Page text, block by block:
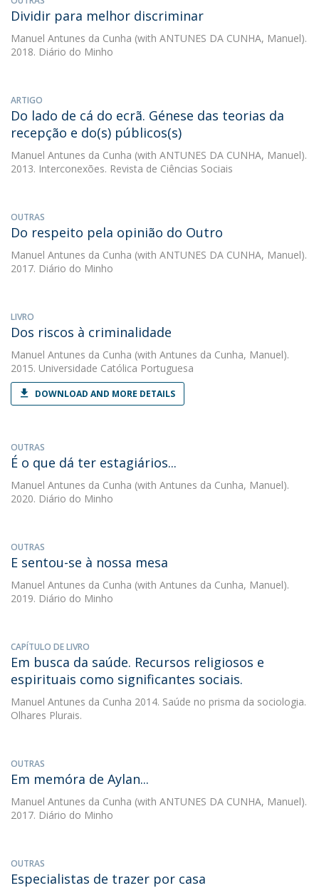
Dividir para melhor discriminar
Manuel Antunes da Cunha (with ANTUNES DA CUNHA, Manuel).
2018. Diário do Minho
ARTIGO
Do lado de cá do ecrã. Génese das teorias da
recepção e do(s) públicos(s)
Manuel Antunes da Cunha (with ANTUNES DA CUNHA, Manuel).
2013. Interconexões. Revista de Ciências Sociais
OUTRAS
Do respeito pela opinião do Outro
Manuel Antunes da Cunha (with ANTUNES DA CUNHA, Manuel).
2017. Diário do Minho
LIVRO
Dos riscos à criminalidade
Manuel Antunes da Cunha (with Antunes da Cunha, Manuel).
2015. Universidade Católica Portuguesa
DOWNLOAD AND MORE DETAILS
OUTRAS
É o que dá ter estagiários...
Manuel Antunes da Cunha (with Antunes da Cunha, Manuel).
2020. Diário do Minho
OUTRAS
E sentou-se à nossa mesa
Manuel Antunes da Cunha (with Antunes da Cunha, Manuel).
2019. Diário do Minho
CAPÍTULO DE LIVRO
Em busca da saúde. Recursos religiosos e
espirituais como significantes sociais.
Manuel Antunes da Cunha 2014. Saúde no prisma da sociologia.
Olhares Plurais.
OUTRAS
Em memóra de Aylan...
Manuel Antunes da Cunha (with ANTUNES DA CUNHA, Manuel).
2017. Diário do Minho
OUTRAS
Especialistas de trazer por casa